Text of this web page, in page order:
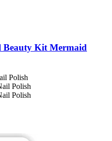
Beauty Kit Mermaid
Polish
Polish
Polish